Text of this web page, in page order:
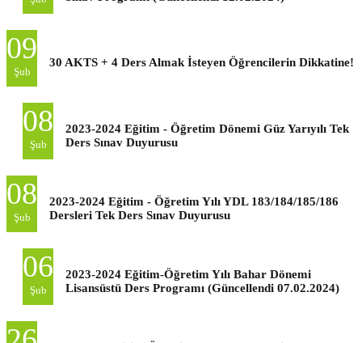
09
Şub
30 AKTS + 4 Ders Almak İsteyen Öğrencilerin Dikkatine!
08
Şub
2023-2024 Eğitim - Öğretim Dönemi Güz Yarıyılı Tek
Ders Sınav Duyurusu
08
Şub
2023-2024 Eğitim - Öğretim Yılı YDL 183/184/185/186
Dersleri Tek Ders Sınav Duyurusu
06
Şub
2023-2024 Eğitim-Öğretim Yılı Bahar Dönemi
Lisansüstü Ders Programı (Güncellendi 07.02.2024)